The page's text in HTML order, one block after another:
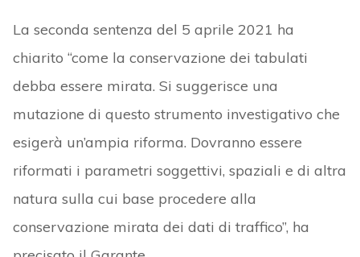
La seconda sentenza del 5 aprile 2021 ha
chiarito “come la conservazione dei tabulati
debba essere mirata. Si suggerisce una
mutazione di questo strumento investigativo che
esigerà un’ampia riforma. Dovranno essere
riformati i parametri soggettivi, spaziali e di altra
natura sulla cui base procedere alla
conservazione mirata dei dati di traffico”, ha